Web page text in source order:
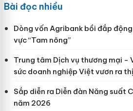
Bài đọc nhiều
Dòng vốn Agribank bồi đắp
vực “Tam nông”
Trung tâm Dịch vụ thương mại
sức doanh nghiệp Việt vươn ra
Sắp diễn ra Diễn đàn Năng suất
năm 2026